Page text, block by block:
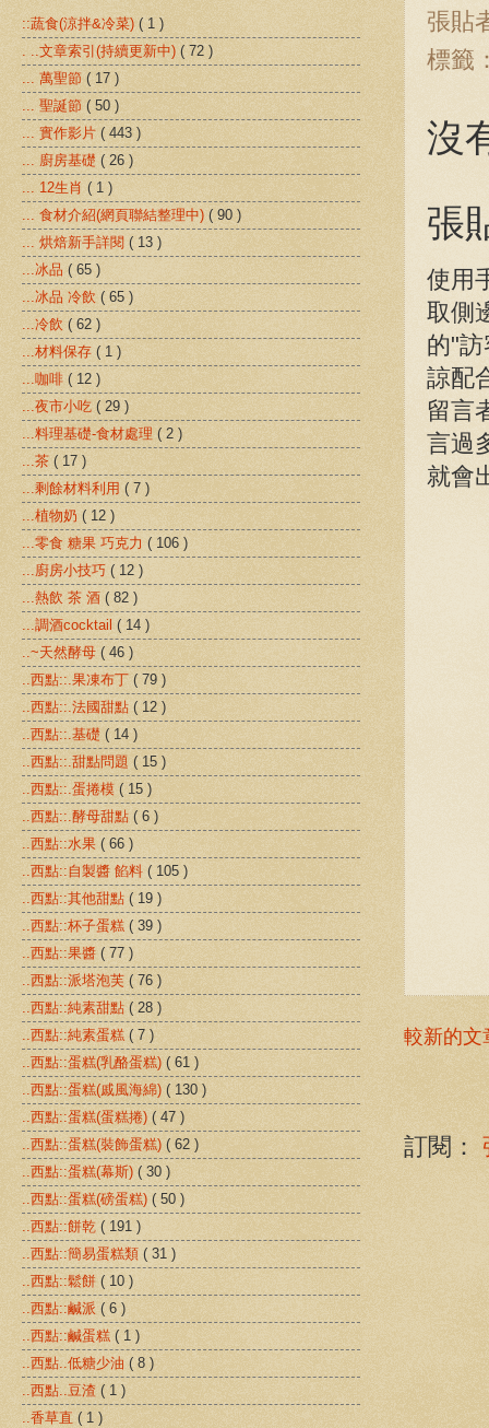
張貼
標籤
沒
張
使用
取側
的"
諒配
留言
言過
就會
較新的文
訂閱：
::蔬食(涼拌&冷菜) ( 1 )
. ..文章索引(持續更新中) ( 72 )
... 萬聖節 ( 17 )
... 聖誕節 ( 50 )
... 實作影片 ( 443 )
... 廚房基礎 ( 26 )
... 12生肖 ( 1 )
... 食材介紹(網頁聯結整理中) ( 90 )
... 烘焙新手詳閱 ( 13 )
...冰品 ( 65 )
...冰品 冷飲 ( 65 )
...冷飲 ( 62 )
...材料保存 ( 1 )
...咖啡 ( 12 )
...夜市小吃 ( 29 )
...料理基礎-食材處理 ( 2 )
...茶 ( 17 )
...剩餘材料利用 ( 7 )
...植物奶 ( 12 )
...零食 糖果 巧克力 ( 106 )
...廚房小技巧 ( 12 )
...熱飲 茶 酒 ( 82 )
...調酒cocktail ( 14 )
..~天然酵母 ( 46 )
..西點::.果凍布丁 ( 79 )
..西點::.法國甜點 ( 12 )
..西點::.基礎 ( 14 )
..西點::.甜點問題 ( 15 )
..西點::.蛋捲模 ( 15 )
..西點::.酵母甜點 ( 6 )
..西點::水果 ( 66 )
..西點::自製醬 餡料 ( 105 )
..西點::其他甜點 ( 19 )
..西點::杯子蛋糕 ( 39 )
..西點::果醬 ( 77 )
..西點::派塔泡芙 ( 76 )
..西點::純素甜點 ( 28 )
..西點::純素蛋糕 ( 7 )
..西點::蛋糕(乳酪蛋糕) ( 61 )
..西點::蛋糕(戚風海綿) ( 130 )
..西點::蛋糕(蛋糕捲) ( 47 )
..西點::蛋糕(裝飾蛋糕) ( 62 )
..西點::蛋糕(幕斯) ( 30 )
..西點::蛋糕(磅蛋糕) ( 50 )
..西點::餅乾 ( 191 )
..西點::簡易蛋糕類 ( 31 )
..西點::鬆餅 ( 10 )
..西點::鹹派 ( 6 )
..西點::鹹蛋糕 ( 1 )
..西點..低糖少油 ( 8 )
..西點..豆渣 ( 1 )
..香草直 ( 1 )